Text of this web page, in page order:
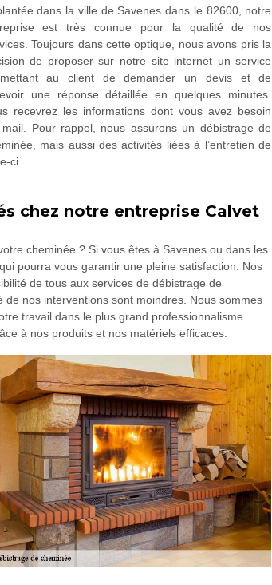
dans la ville de Savenes dans le 82600, notre
est très connue pour la qualité de nos
Toujours dans cette optique, nous avons pris la
de proposer sur notre site internet un service
au client de demander un devis et de
une réponse détaillée en quelques minutes.
recevrez les informations dont vous avez besoin
Pour rappel, nous assurons un débistrage de
mais aussi des activités liées à l’entretien de
ci.
chez notre entreprise Calvet
cheminée ? Si vous êtes à Savenes ou dans les
pourra vous garantir une pleine satisfaction. Nos
de tous aux services de débistrage de
nos interventions sont moindres. Nous sommes
travail dans le plus grand professionnalisme.
à nos produits et nos matériels efficaces.